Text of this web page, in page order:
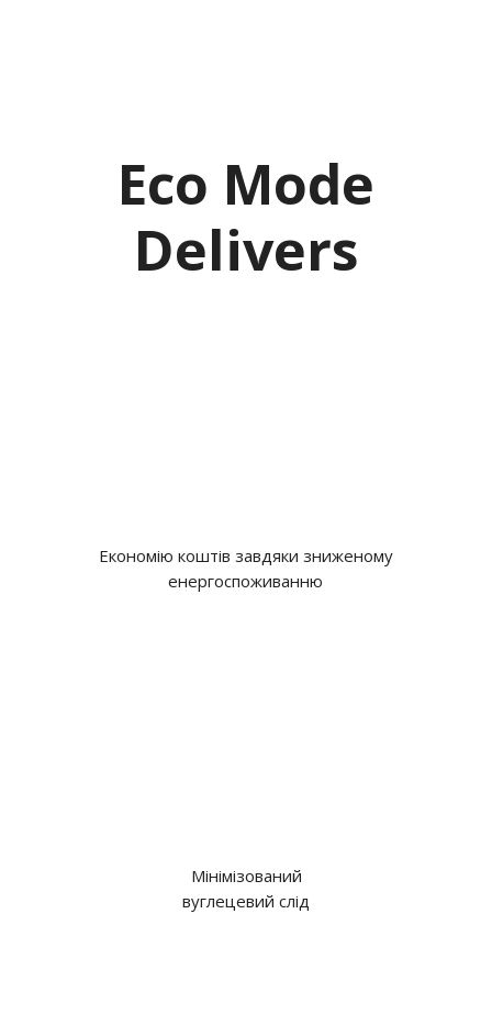
Eco Mode
Delivers
Економію коштів завдяки зниженому
енергоспоживанню
Мінімізований
вуглецевий слід